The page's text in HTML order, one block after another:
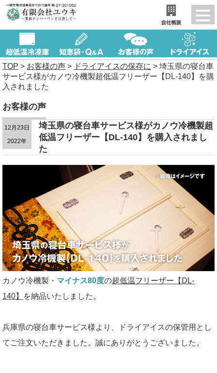
TOP > お客様の声 > ドライアイスの保存に > 埼玉県の寝台車
サービス様がカノウ冷機製超低温フリーザー【DL-140】を購
入されました
お客様の声
12月23日
2022年
埼玉県の寝台車サービス様がカノウ冷機製超
低温フリーザー【DL-140】を購入されまし
た
カノウ冷機製・ マイナス80度の超低温フリーザー【DL-
140】
を納品いたしました。
兵庫県の寝台車サービス様より、ドライアイスの保管用とし
てご注文いただきました。誠にありがとうございました。